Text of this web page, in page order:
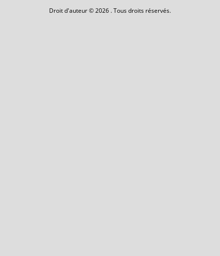
Droit d'auteur © 2026 . Tous droits réservés.